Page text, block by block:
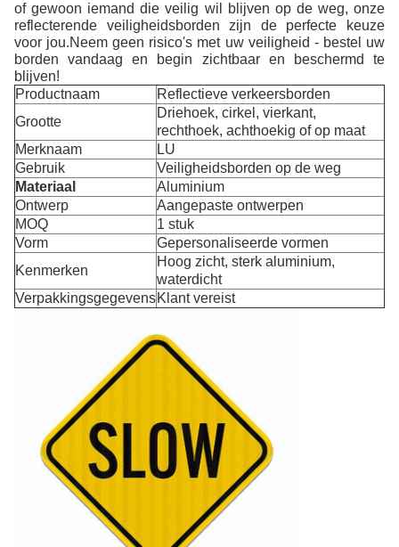
of gewoon iemand die veilig wil blijven op de weg, onze
reflecterende veiligheidsborden zijn de perfecte keuze
voor jou.Neem geen risico's met uw veiligheid - bestel uw
borden vandaag en begin zichtbaar en beschermd te
blijven!
Productnaam
Reflectieve verkeersborden
Grootte
Driehoek, cirkel, vierkant,
rechthoek, achthoekig of op maat
Merknaam
LU
Gebruik
Veiligheidsborden op de weg
Materiaal
Aluminium
Ontwerp
Aangepaste ontwerpen
MOQ
1 stuk
Vorm
Gepersonaliseerde vormen
Kenmerken
Hoog zicht, sterk aluminium,
waterdicht
VerpakkingsgegevensKlant vereist